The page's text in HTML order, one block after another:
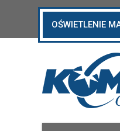
OŚWIETLENIE